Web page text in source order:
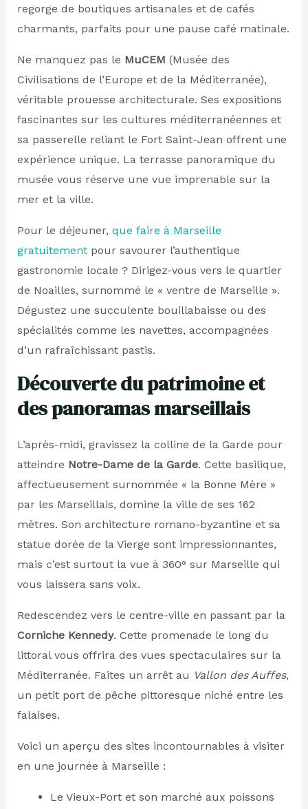
regorge de boutiques artisanales et de cafés
charmants, parfaits pour une pause café matinale.
Ne manquez pas le MuCEM (Musée des
Civilisations de l’Europe et de la Méditerranée),
véritable prouesse architecturale. Ses expositions
fascinantes sur les cultures méditerranéennes et
sa passerelle reliant le Fort Saint-Jean offrent une
expérience unique. La terrasse panoramique du
musée vous réserve une vue imprenable sur la
mer et la ville.
Pour le déjeuner, que faire à Marseille
gratuitementpour savourer l’authentique
gastronomie locale ? Dirigez-vous vers le quartier
de Noailles, surnommé le « ventre de Marseille ».
Dégustez une succulente bouillabaisse ou des
spécialités comme les navettes, accompagnées
d’un rafraîchissant pastis.
Découverte du patrimoine et
des panoramas marseillais
L’après-midi, gravissez la colline de la Garde pour
atteindre Notre-Dame de la Garde. Cette basilique,
affectueusement surnommée « la Bonne Mère »
par les Marseillais, domine la ville de ses 162
mètres. Son architecture romano-byzantine et sa
statue dorée de la Vierge sont impressionnantes,
mais c’est surtout la vue à 360° sur Marseille qui
vous laissera sans voix.
Redescendez vers le centre-ville en passant par la
Corniche Kennedy. Cette promenade le long du
littoral vous offrira des vues spectaculaires sur la
Méditerranée. Faites un arrêt au Vallon des Auffes,
un petit port de pêche pittoresque niché entre les
falaises.
Voici un aperçu des sites incontournables à visiter
en une journée à Marseille :
Le Vieux-Port et son marché aux poissons